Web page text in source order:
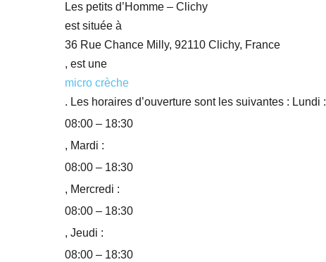
Les petits d’Homme – Clichy
est située à
36 Rue Chance Milly, 92110 Clichy, France
, est une
micro crèche
. Les horaires d’ouverture sont les suivantes : Lundi :
08:00 – 18:30
, Mardi :
08:00 – 18:30
, Mercredi :
08:00 – 18:30
, Jeudi :
08:00 – 18:30